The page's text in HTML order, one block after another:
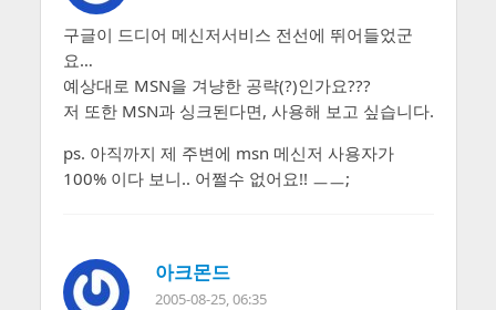
구글이 드디어 메신저서비스 전선에 뛰어들었군
요…
예상대로 MSN을 겨냥한 공략(?)인가요???
저 또한 MSN과 싱크된다면, 사용해 보고 싶습니다.
ps. 아직까지 제 주변에 msn 메신저 사용자가
100% 이다 보니.. 어쩔수 없어요!! ㅡㅡ;
아크몬드
2005-08-25, 06:35